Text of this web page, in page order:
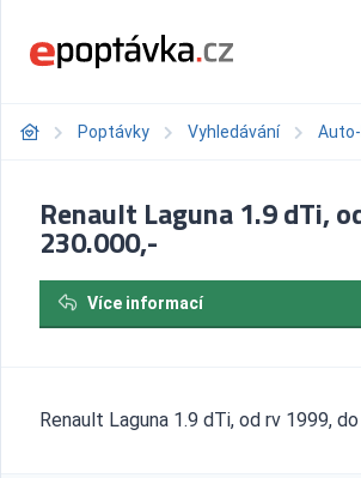
Poptávky Vyhledávání
Renault Laguna 1.9 dTi,
230.000,-
Více informací
Renault Laguna 1.9 dTi, od rv 1999,